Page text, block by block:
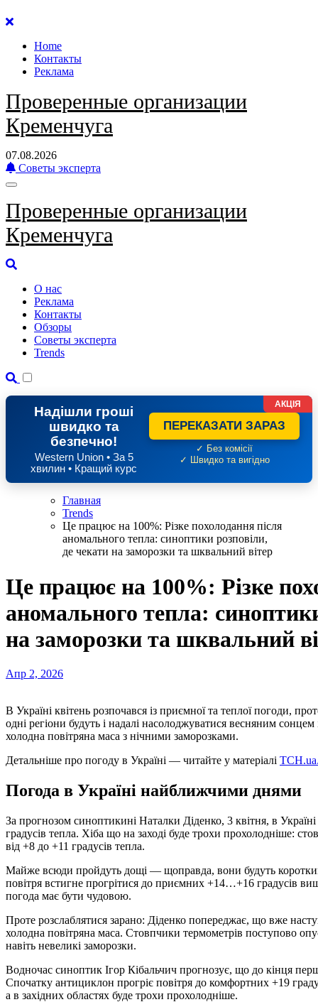
Перейти
содержанию
Home
Контакты
Реклама
Проверенные организации
Кременчуга
07.08.2026
Советы эксперта
Проверенные организации
Кременчуга
О нас
Реклама
Контакты
Обзоры
Советы эксперта
Trends
Надішли гроші
швидко та
безпечно!
Western Union • За 5
хвилин • Кращий курс
ПЕРЕКАЗАТИ ЗАРАЗ
✓ Без комісії
✓ Швидко та вигідно
АКЦІЯ
Главная
Trends
Це працює на 100%: Різке похолодання після
аномального тепла: синоптики розповіли,
де чекати на заморозки та шквальний вітер
Це працює на 100%: Різке
аномального тепла:
на заморозки та шквальний
Апр 2, 2026
В Україні квітень розпочався із приємної та теплої погоди, проте синоптики вже попереджають про різкі зміни. Поки
одні регіони будуть і надалі насолоджуватися весняним
холодна повітряна маса з нічними заморозками.
Детальніше про погоду в Україні — читайте у матеріалі
Погода в Україні найближчими днями
За прогнозом синоптикині Наталки Діденко, 3 квітня, в
градусів тепла. Хіба що на заході буде трохи прохолодніше:
від +8 до +11 градусів тепла.
Майже всюди пройдуть дощі — щоправда, вони будуть
повітря встигне прогрітися до приємних +14…+16 градусів
погода має бути чудовою.
Проте розслаблятися зарано: Діденко попереджає, що вже
холодна повітряна маса. Стовпчики термометрів поступово
навіть невеликі заморозки.
Водночас синоптик Ігор Кібальчич прогнозує, що до кінця
Спочатку антициклон прогріє повітря до комфортних +19
а в західних областях буде трохи прохолодніше.